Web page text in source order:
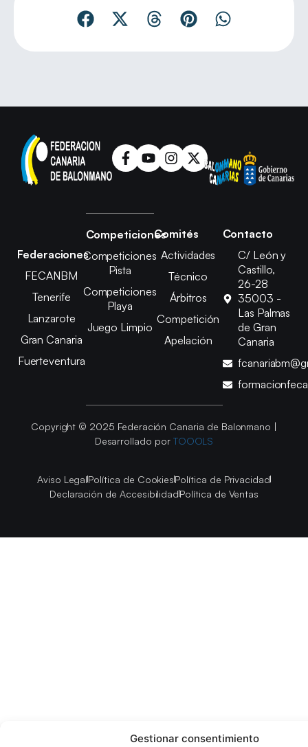
Gestionar consentimiento
Federaciones
FECANBM
Tenerife
Lanzarote
Gran Canaria
Fuerteventura
Competiciones
Competiciones
Pista
Competiciones
Playa
Juego Limpio
Comités
Actividades
Técnico
Árbitros
Competición
Apelación
Contacto
C/ León y
Castillo,
26-28
35003 -
Las Palmas
de Gran
Canaria
Copyright © 2025 Federación Canaria de Balonmano |
Desarrollado por TOOOLS
Aviso LegalPolítica de CookiesPolítica de Privacidad
Declaración de AccesibilidadPolítica de Ventas